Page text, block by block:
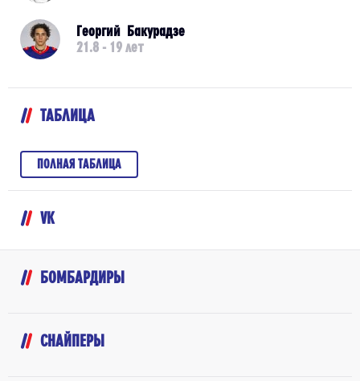
Георгий Бакурадзе
21.8 - 19 лет
ТАБЛИЦА
ПОЛНАЯ ТАБЛИЦА
VK
БОМБАРДИРЫ
СНАЙПЕРЫ